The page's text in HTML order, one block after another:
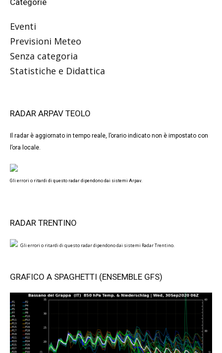
Categorie
Eventi
Previsioni Meteo
Senza categoria
Statistiche e Didattica
RADAR ARPAV TEOLO
Il radar è aggiornato in tempo reale, l’orario indicato non è impostato con
l’ora locale.
Gli errori o ritardi di questo radar dipendono dai sistemi Arpav.
RADAR TRENTINO
Gli errori o ritardi di questo radar dipendono dai sistemi Radar Trentino.
GRAFICO A SPAGHETTI (ENSEMBLE GFS)